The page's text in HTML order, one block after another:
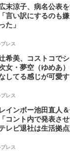
末涼子、病名公表
「言い訳にするのも
った」
レス
希美、コストコで
女・夢空（ゆめあ
してる感じが可愛
レス
レインボー池田直人
「コント内で発表さ
レビ退社は生活拠
レス